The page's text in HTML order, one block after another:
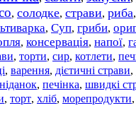
, солодке, страви, риба,
, Суп, гриби,
, консервація, напої,
, торти, сир, котлети,
, варення, дієтичні страви,
, печінка, швидкі
, торт, хліб, морепродукти,